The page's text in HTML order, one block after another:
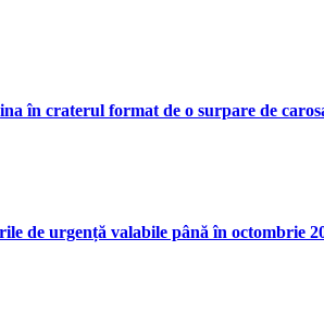
în craterul format de o surpare de
de urgență valabile până în octombrie